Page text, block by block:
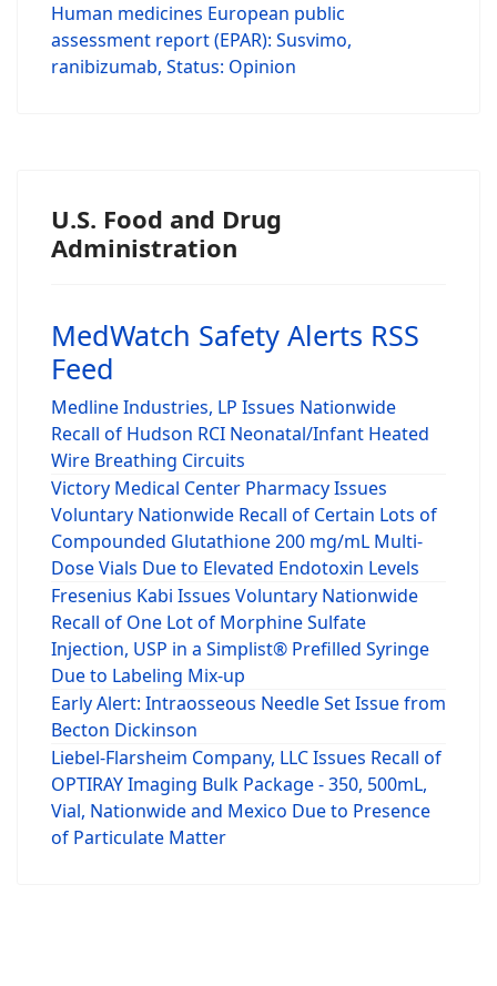
Human medicines European public
assessment report (EPAR): Susvimo,
ranibizumab, Status: Opinion
U.S. Food and Drug
Administration
MedWatch Safety Alerts RSS
Feed
Medline Industries, LP Issues Nationwide
Recall of Hudson RCI Neonatal/Infant Heated
Wire Breathing Circuits
Victory Medical Center Pharmacy Issues
Voluntary Nationwide Recall of Certain Lots of
Compounded Glutathione 200 mg/mL Multi-
Dose Vials Due to Elevated Endotoxin Levels
Fresenius Kabi Issues Voluntary Nationwide
Recall of One Lot of Morphine Sulfate
Injection, USP in a Simplist® Prefilled Syringe
Due to Labeling Mix-up
Early Alert: Intraosseous Needle Set Issue from
Becton Dickinson
Liebel-Flarsheim Company, LLC Issues Recall of
OPTIRAY Imaging Bulk Package - 350, 500mL,
Vial, Nationwide and Mexico Due to Presence
of Particulate Matter